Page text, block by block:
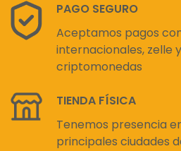
PAGO SEGURO
Aceptamos pagos
internacionales, zelle y
criptomonedas
TIENDA FÍSICA
Tenemos presencia
principales ciudades